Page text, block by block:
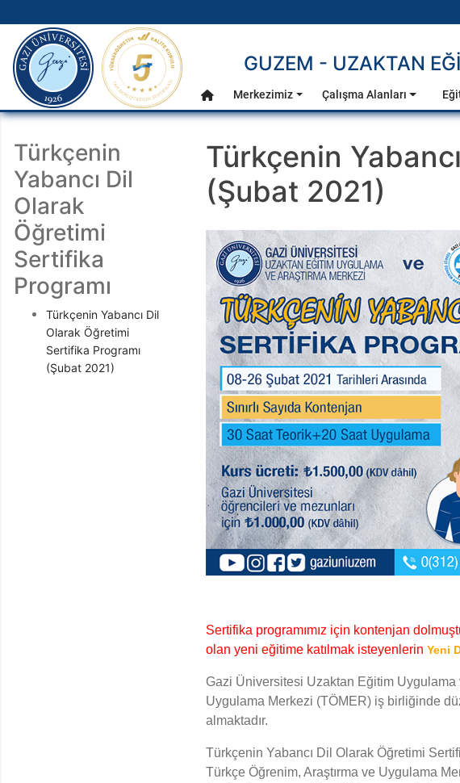
Ana Menü
gazi.edu.tr
GUZEM - UZAKTAN
Anasayfa
Merkezimiz Çalışma Alanları
Türkçenin
Yabancı Dil
Olarak
Öğretimi
Sertifika
Programı
Türkçenin Yabancı Dil
Olarak Öğretimi
Sertifika Programı
(Şubat 2021)
Türkçenin
(Şubat 2021)
Sertifika programımız için kontenjan
olan yeni eğitime katılmak isteyenlerinYeni
Gazi Üniversitesi Uzaktan Eğitim Uygulama
Uygulama Merkezi (TÖMER) iş birliğinde
almaktadır.
Türkçenin Yabancı Dil Olarak Öğretimi
Türkçe Öğrenim, Araştırma ve Uygulama